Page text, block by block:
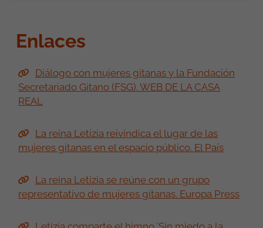
Diálogo con mujeres gitanas y la Fundación